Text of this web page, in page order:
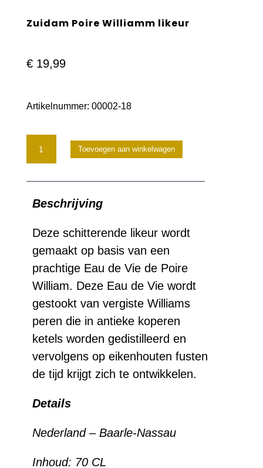
Zuidam Poire Williamm likeur
€19,99
Artikelnummer: 00002-18
Zuidam
Poire
likeur
aantal
Toevoegen aan winkelwagen
Beschrijving
Deze schitterende likeur wordt
gemaakt op basis van een
prachtige Eau de Vie de Poire
William. Deze Eau de Vie wordt
gestookt van vergiste Williams
peren die in antieke koperen
ketels worden gedistilleerd en
vervolgens op eikenhouten fusten
de tijd krijgt zich te ontwikkelen.
Details
Nederland – Baarle-Nassau
Inhoud: 70 CL